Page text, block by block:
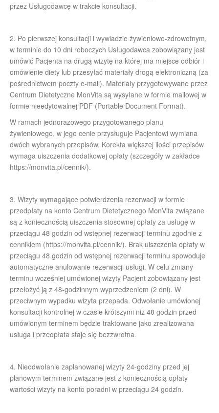
przez Usługodawcę w trakcie konsultacji.
2. Po pierwszej konsultacji i wywiadzie żywieniowo-zdrowotnym,
w terminie do 10 dni roboczych Usługodawca zobowiązany jest
umówić Pacjenta na drugą wizytę na której ma miejsce odbiór i
omówienie diety lub przesyłać materiały drogą elektroniczną (za
pośrednictwem poczty e-mail). Materiały przygotowywane przez
Centrum Dietetyczne MonVita są wysyłane w formie mailowej w
formie nieedytowalnej PDF (Portable Document Format).
W ramach jednorazowego przygotowanego planu
żywieniowego, w jego cenie przysługuje Pacjentowi wymiana
dwóch wybranych przepisów. Korekta większej ilości przepisów
wymaga uiszczenia dodatkowej opłaty (szczegóły w zakładce
https://monvita.pl/cennik/).
3. Wizyty wymagające potwierdzenia rezerwacji w formie
przedpłaty na konto Centrum Dietetycznego MonVita związane
są z koniecznością uiszczenia stosownej opłaty za usługę w
przeciągu 48 godzin od wstępnej rezerwacji terminu zgodnie z
cennikiem (https://monvita.pl/cennik/). Brak uiszczenia opłaty w
przeciągu 48 godzin od wstępnej rezerwacji terminu spowoduje
automatyczne anulowanie rezerwacji usługi. W celu zmiany
terminu wcześniej umówionej wizyty Pacjent zobowiązany jest
przełożyć ją z 48-godzinnym wyprzedzeniem (2 dni). W
przeciwnym wypadku wizyta przepada. Odwołanie umówionej
konsultacji kontrolnej w czasie krótszymi niż 48 godzin przed
umówionym terminem będzie traktowane jako zrealizowana
usługa i przedpłata staje się bezzwrotna.
4. Nieodwołanie zaplanowanej wizyty 24-godziny przed jej
planowym terminem związane jest z koniecznością opłaty
wartości wizyty na konto poradni w przeciągu 24 godzin.